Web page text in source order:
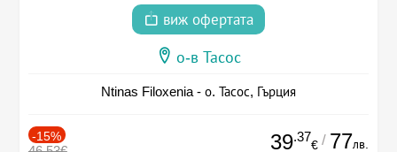
виж офертата
о-в Тасос
Ntinas Filoxenia - о. Тасос, Гърция
-15% 39.37
€ / 77лв.